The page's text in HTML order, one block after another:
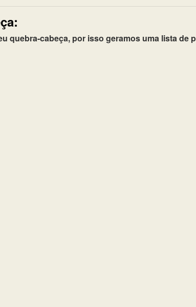
quebra-cabeça, por isso geramos uma lista de